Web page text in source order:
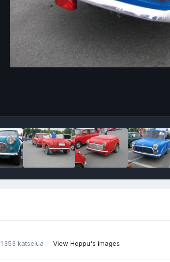
1 353 katselua View Heppu's images